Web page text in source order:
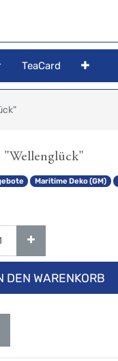
TeaCard
"Wellenglück"
Maritime Deko (GM)
DEN WARENKORB